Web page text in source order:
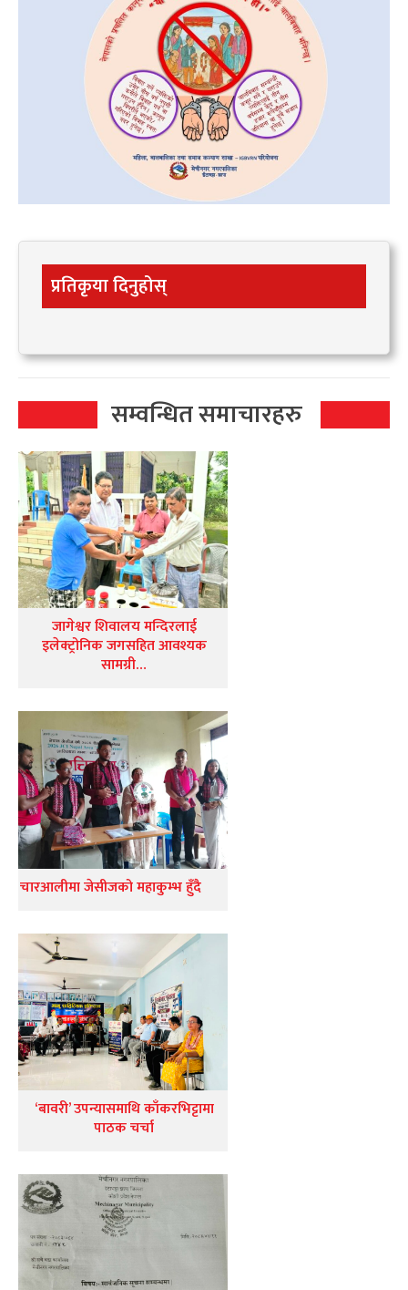
प्रतिकृया दिनुहोस्
सम्वन्धित समाचारहरु
जागेश्वर शिवालय मन्दिरलाई
इलेक्ट्रोनिक जगसहित आवश्यक
सामग्री…
चारआलीमा जेसीजको महाकुम्भ हुँदै
‘बावरी’ उपन्यासमाथि काँकरभिट्टामा
पाठक चर्चा